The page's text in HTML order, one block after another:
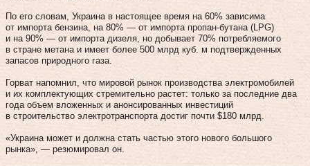
По его словам, Украина в настоящее время на 60% зависима
от импорта бензина, на 80% — от импорта пропан-бутана (LPG)
и на 90% — от импорта дизеля, но добывает 70% потребляемого
в стране метана и имеет более 500 млрд куб. м подтвержденных
запасов природного газа.
Горват напомнил, что мировой рынок производства электромобилей
и их комплектующих стремительно растет: только за последние два
года объем вложенных и анонсированных инвестиций
в строительство электротранспорта достиг почти $180 млрд.
«Украина может и должна стать частью этого нового большого
рынка», — резюмировал он.